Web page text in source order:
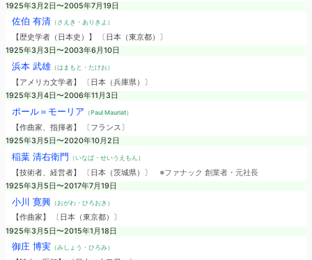
1925年3月2日〜2005年7月19日
佐伯 有清（さえき・ありきよ）
【歴史学者（日本史）】 〔日本（東京都）〕
1925年3月3日〜2003年6月10日
浜本 武雄（はまもと・たけお）
【アメリカ文学者】 〔日本（兵庫県）〕
1925年3月4日〜2006年11月3日
ポール＝モーリア （Paul Mauriat）
【作曲家、指揮者】 〔フランス〕
1925年3月5日〜2020年10月2日
稲葉 清右衛門 （いなば・せいうえもん）
【技術者、経営者】 〔日本（茨城県）〕 ※ファナック 創業者・元社長
1925年3月5日〜2017年7月19日
小川 寛興（おがわ・ひろおき）
【作曲家】 〔日本（東京都）〕
1925年3月5日〜2015年1月18日
御庄 博実 （みしょう・ひろみ）